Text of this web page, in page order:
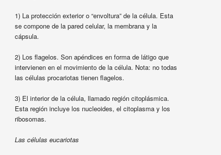
1) La protección exterior o “envoltura” de la célula. Esta
se compone de la pared celular, la membrana y la
cápsula.
2) Los flagelos. Son apéndices en forma de látigo que
intervienen en el movimiento de la célula. Nota: no todas
las células procariotas tienen flagelos.
3) El interior de la célula, llamado región citoplásmica.
Esta región incluye los nucleoides, el citoplasma y los
ribosomas.
Las células eucariotas